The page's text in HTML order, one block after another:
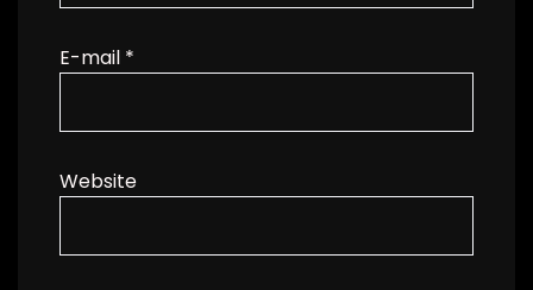
E-mail *
Website